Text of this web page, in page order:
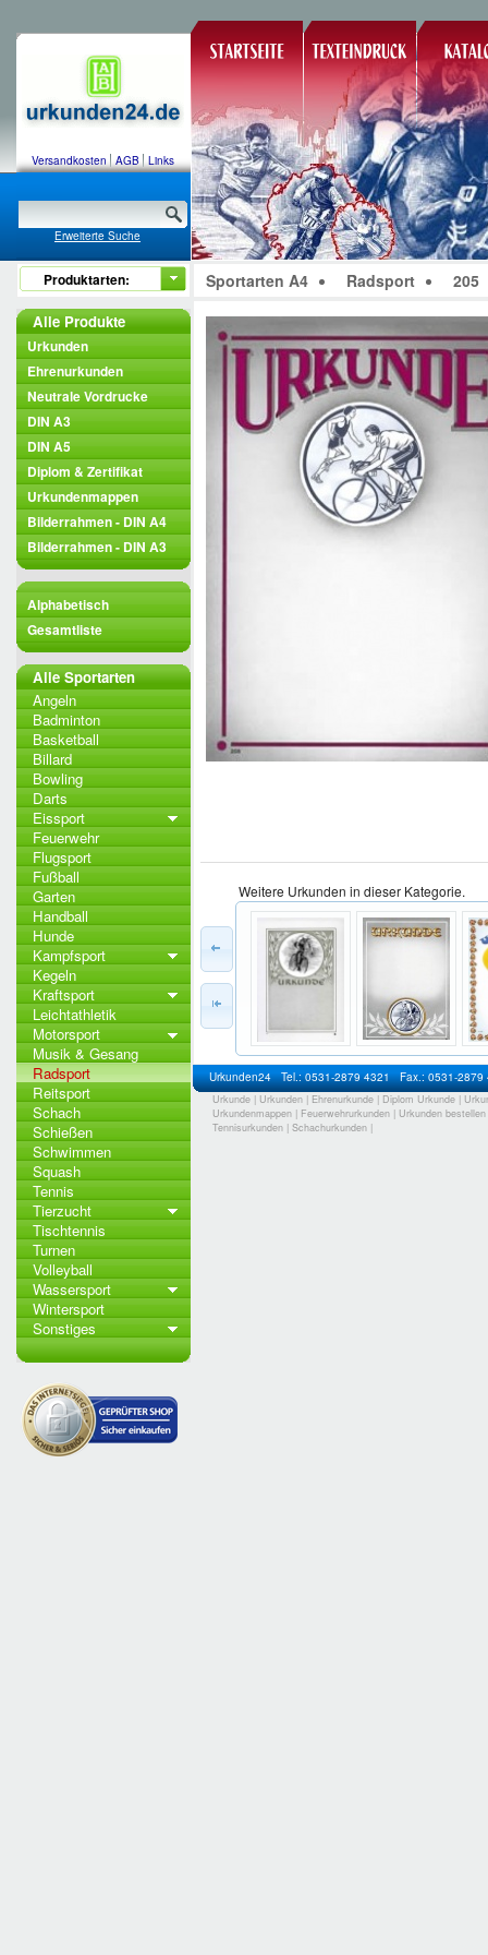
Versandkosten AGB Links
Erweiterte Suche
Produktarten:
Alle Produkte
Urkunden
Ehrenurkunden
Neutrale Vordrucke
DIN A3
DIN A5
Diplom & Zertifikat
Urkundenmappen
Bilderrahmen - DIN A4
Bilderrahmen - DIN A3
Alphabetisch
Gesamtliste
Alle Sportarten
Angeln
Badminton
Basketball
Billard
Bowling
Darts
Eissport
Feuerwehr
Flugsport
Fußball
Garten
Handball
Hunde
Kampfsport
Kegeln
Kraftsport
Leichtathletik
Motorsport
Musik & Gesang
Radsport
Reitsport
Schach
Schießen
Schwimmen
Squash
Tennis
Tierzucht
Tischtennis
Turnen
Volleyball
Wassersport
Wintersport
Sonstiges
Sportarten A4 Radsport 205
Weitere Urkunden in dieser Kategorie.
Urkunden24 Tel.: 0531-2879 4321 Fax.: 0531-2879
Urkunde | Urkunden | Ehrenurkunde | Diplom Urkunde |
Urkundenmappen | Feuerwehrurkunden | Urkunden bestellen
Tennisurkunden | Schachurkunden |